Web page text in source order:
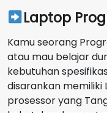
Laptop
Kamu seorang
atau mau belajar
kebutuhan
disarankan
prosessor yang